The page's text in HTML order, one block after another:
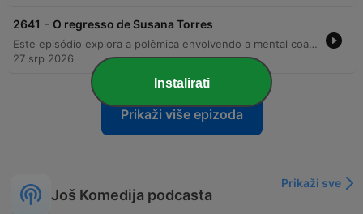
2641 - O regresso de Susana Torres
Este episódio explora a polêmica envolvendo a mental coach Susana Torres, detalhando o período de crise pessoal e as repercussões mediáticas após acusações de irregularidades em seus programas de mentoria, como o Mastermind. A discussão aborda as alegações de clientes lesados e a defesa da coach, que contesta a veracidade de reportagens, alegando manipulação de imagens. Além do caso de Susana Torres, o debate estende-se a outros desmentidos de figuras públicas, como Fernando Santos e Cristiano Ronaldo, analisando a conduta ética das partes envolvidas e o impacto dessas controvérsias na esfera pública.
27 srp 2026
Prikaži više epizoda
Još Komedija podcasta
Prikaži sve
Instalirati